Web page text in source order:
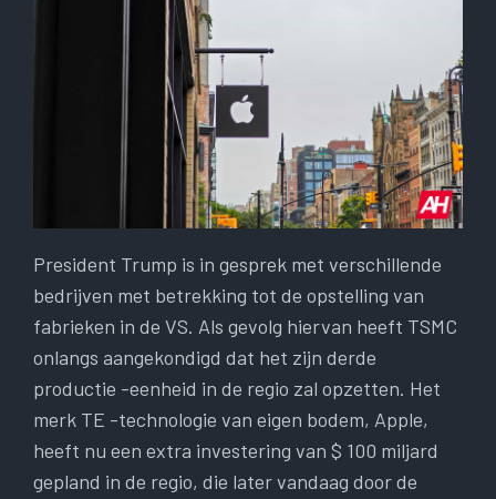
President Trump is in gesprek met verschillende
bedrijven met betrekking tot de opstelling van
fabrieken in de VS. Als gevolg hiervan heeft TSMC
onlangs aangekondigd dat het zijn derde
productie -eenheid in de regio zal opzetten. Het
merk TE -technologie van eigen bodem, Apple,
heeft nu een extra investering van $ 100 miljard
gepland in de regio, die later vandaag door de